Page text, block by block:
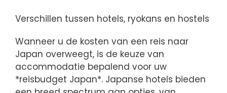
Verschillen tussen hotels, ryokans en hostels
Wanneer u de kosten van een reis naar
Japan overweegt, is de keuze van
accommodatie bepalend voor uw
*reisbudget Japan*. Japanse hotels bieden